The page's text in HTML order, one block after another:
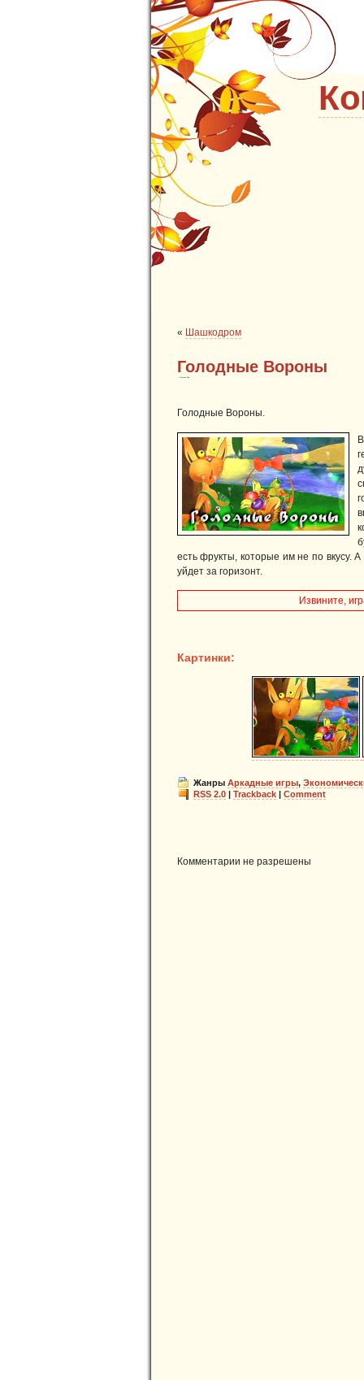
« Шашкодром
Голодные Вороны
Голодные Вороны.
есть фрукты, которые им не по вкусу.
уйдет за горизонт.
Извините,
Картинки:
Жанры Аркадные игры,
RSS 2.0| Trackback| Comment
Комментарии не разрешены